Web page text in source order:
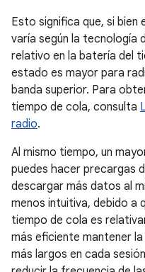
Esto significa que, si
varía según la tecnología
relativo en la batería del
estado es mayor para
banda superior. Para
tiempo de cola, consulta
radio.
Al mismo tiempo, un
puedes hacer precargas
descargar más datos al
menos intuitiva, debido a
tiempo de cola es
más eficiente mantener
más largos en cada